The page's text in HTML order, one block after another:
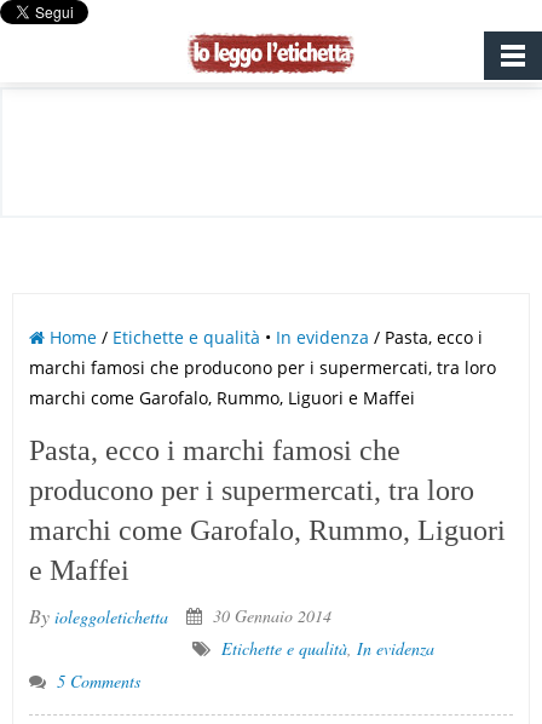
Home/ Etichette e qualità • In evidenza / Pasta, ecco i
marchi famosi che producono per i supermercati, tra loro
marchi come Garofalo, Rummo, Liguori e Maffei
Pasta, ecco i marchi famosi che
producono per i supermercati, tra loro
marchi come Garofalo, Rummo, Liguori
e Maffei
By ioleggoletichetta
30 Gennaio 2014
Etichette e qualità, In evidenza
5 Comments